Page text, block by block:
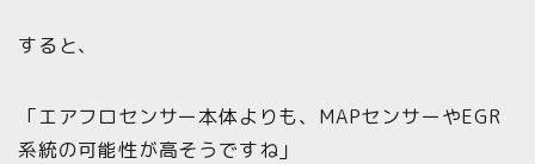
すると、
「エアフロセンサー本体よりも、MAPセンサーやEGR
系統の可能性が高そうですね」